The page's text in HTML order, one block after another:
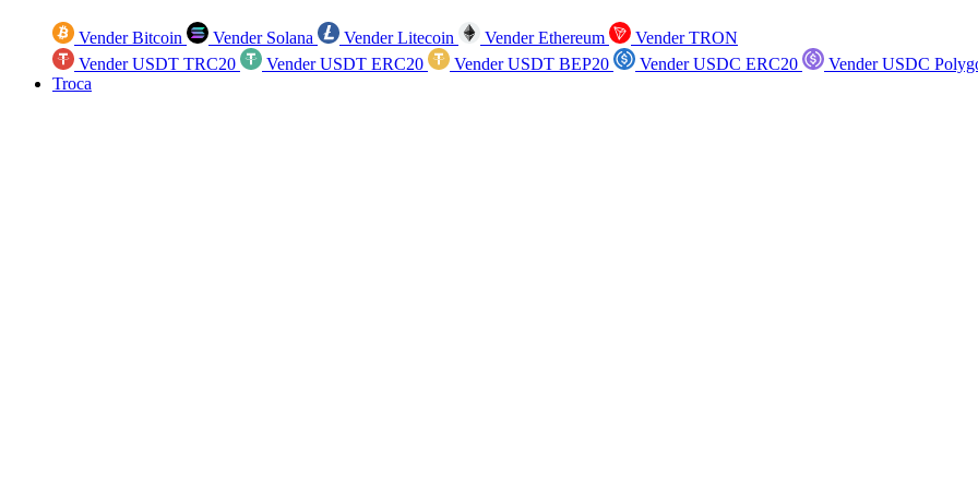
Vender Bitcoin Vender Solana Vender Litecoin Vender Ethereum
Vender TRON
Vender USDT TRC20
Vender USDT ERC20 Vender USDT BEP20 Vender USDC ERC20
Vender USDC
Troca